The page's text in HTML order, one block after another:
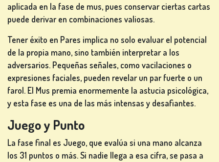
aplicada en la fase de mus, pues conservar ciertas cartas
puede derivar en combinaciones valiosas.
Tener éxito en Pares implica no solo evaluar el potencial
de la propia mano, sino también interpretar a los
adversarios. Pequeñas señales, como vacilaciones o
expresiones faciales, pueden revelar un par fuerte o un
farol. El Mus premia enormemente la astucia psicológica,
y esta fase es una de las más intensas y desafiantes.
Juego y Punto
La fase final es Juego, que evalúa si una mano alcanza
los 31 puntos o más. Si nadie llega a esa cifra, se pasa a